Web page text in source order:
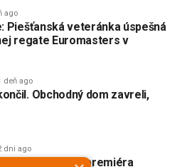
ago
Piešťanská veteránka úspešná
regate Euromasters v
deň ago
Obchodný dom zavreli,
dni ago
slovenská premiéra